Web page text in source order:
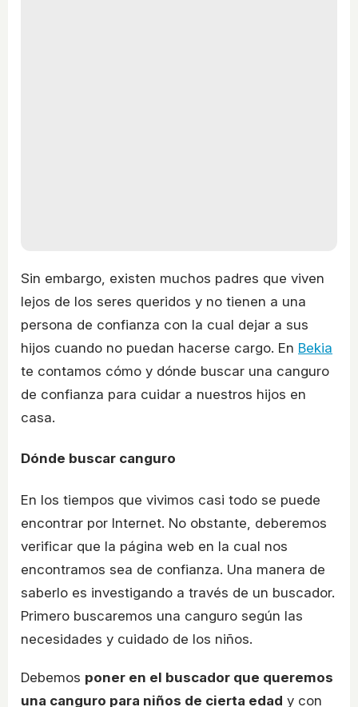
Sin embargo, existen muchos padres que viven
lejos de los seres queridos y no tienen a una
persona de confianza con la cual dejar a sus
hijos cuando no puedan hacerse cargo. En Bekia
te contamos cómo y dónde buscar una canguro
de confianza para cuidar a nuestros hijos en
casa.
Dónde buscar canguro
En los tiempos que vivimos casi todo se puede
encontrar por Internet. No obstante, deberemos
verificar que la página web en la cual nos
encontramos sea de confianza. Una manera de
saberlo es investigando a través de un buscador.
Primero buscaremos una canguro según las
necesidades y cuidado de los niños.
Debemos poner en el buscador que queremos
una canguro para niños de cierta edad y con